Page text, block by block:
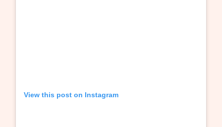
View this post on Instagram